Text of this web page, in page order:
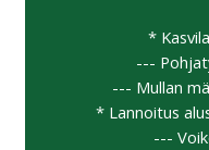
*
---
--- Mullan
* Lannoitus
---